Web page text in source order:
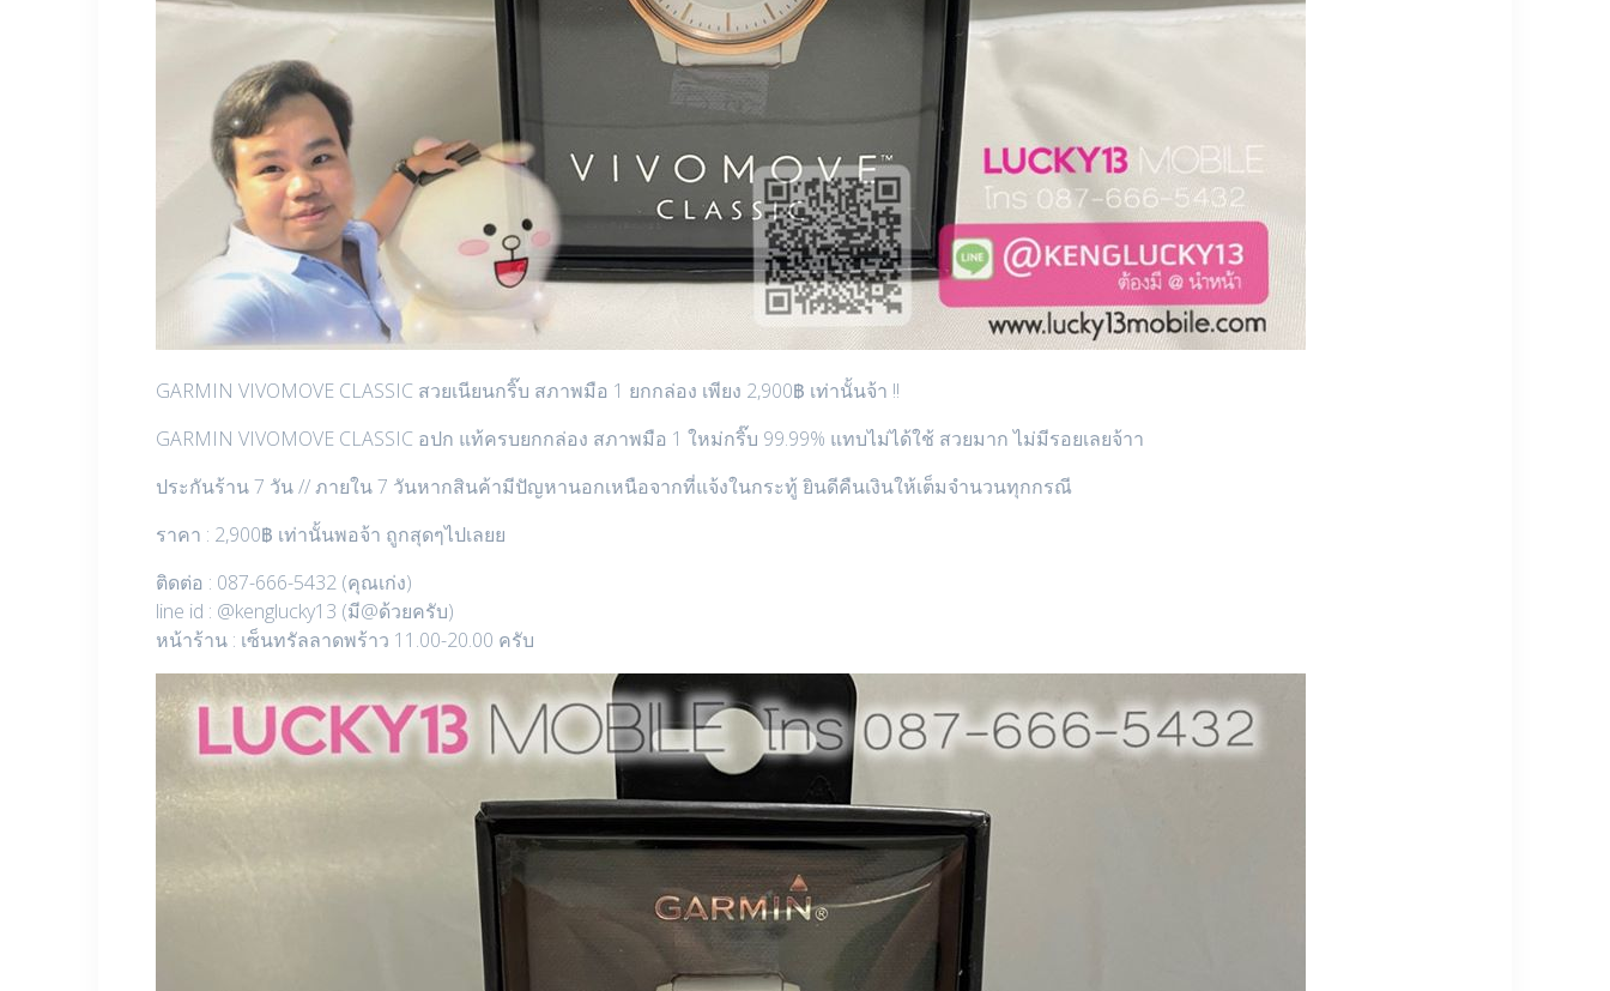
GARMIN VIVOMOVE CLASSIC สวยเนียนกริ๊บ สภาพมือ 1 ยกกล่อง เพียง 2,900฿ เท่านั้นจ้า !!
GARMIN VIVOMOVE CLASSIC อปก แท้ครบยกกล่อง สภาพมือ 1 ใหม่กริ๊บ 99.99% แทบไม่ได้ใช้ สวยมาก ไม่มีรอยเลยจ้าา
ประกันร้าน 7 วัน // ภายใน 7 วันหากสินค้ามีปัญหานอกเหนือจากที่แจ้งในกระทู้ ยินดีคืนเงินให้เต็มจำนวนทุกกรณี
ราคา : 2,900฿ เท่านั้นพอจ้า ถูกสุดๆไปเลยย
ติดต่อ : 087-666-5432 (คุณเก่ง)
line id : @kenglucky13 (มี@ด้วยครับ)
หน้าร้าน : เซ็นทรัลลาดพร้าว 11.00-20.00 ครับ